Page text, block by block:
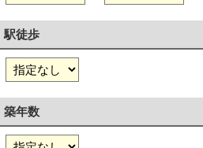
駅徒歩
築年数